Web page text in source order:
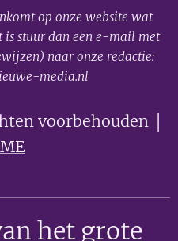
op onze website wat
is stuur dan een e-mail met
naar onze redactie:
media.nl
voorbehouden │
het grote